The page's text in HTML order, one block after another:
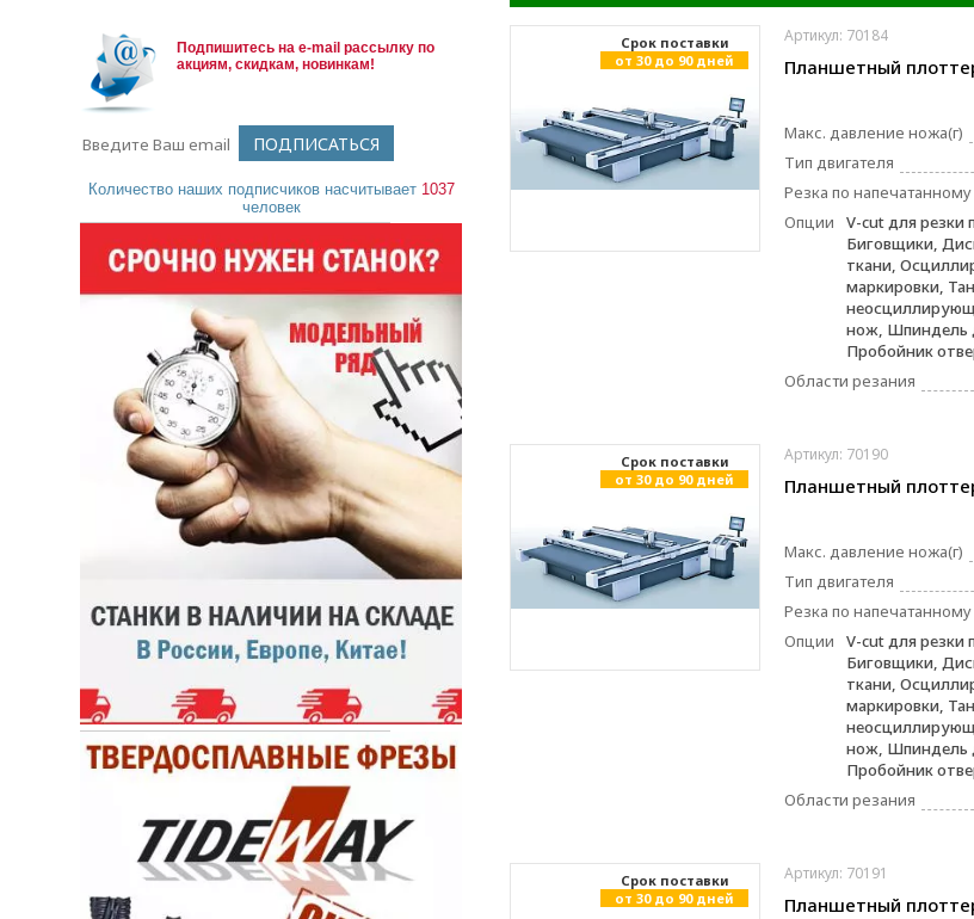
Подпишитесь на e-mail рассылку по
акциям, скидкам, новинкам!
Количество наших подписчиков насчитывает 1037
человек
Cрок поставки
от 30 до 90 дней
Артикул: 70184
Планшетный
Макс. давление ножа(г)
Тип двигателя
Резка по напечатанному
Опции
V-cut для резки
Биговщики,
ткани,
маркировки,
нож, Шпиндель
Пробойник
Области резания
Cрок поставки
от 30 до 90 дней
Артикул: 70190
Планшетный
Макс. давление ножа(г)
Тип двигателя
Резка по напечатанному
Опции
V-cut для резки
Биговщики,
ткани,
маркировки,
нож, Шпиндель
Пробойник
Области резания
Cрок поставки
от 30 до 90 дней
Артикул: 70191
Планшетный